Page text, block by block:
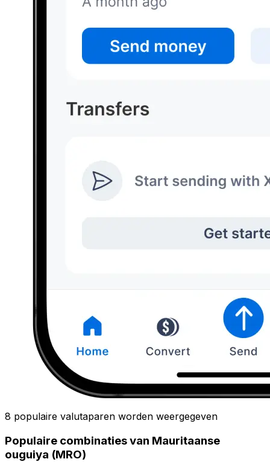
8 populaire valutaparen worden weergegeven
Populaire combinaties van Mauritaanse
ouguiya (MRO)